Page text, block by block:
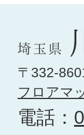
〒332-
フロアマ
電話：